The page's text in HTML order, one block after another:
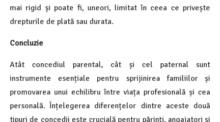
mai rigid și poate fi, uneori, limitat în ceea ce privește
drepturile de plată sau durata.
Concluzie
Atât concediul parental, cât și cel paternal sunt
instrumente esențiale pentru sprijinirea familiilor și
promovarea unui echilibru între viața profesională și cea
personală. Înțelegerea diferențelor dintre aceste două
tipuri de concedii este crucială pentru părinți, angajatori și